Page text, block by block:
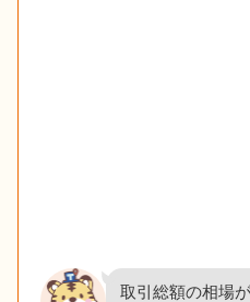
取引総額の相場